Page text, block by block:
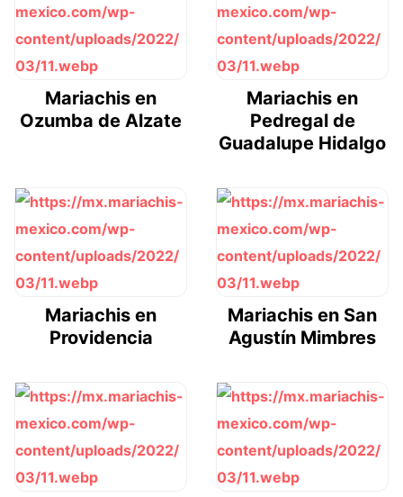
Mariachis en
Ozumba de Alzate
Mariachis en
Pedregal de
Guadalupe Hidalgo
Mariachis en
Providencia
Mariachis en San
Agustín Mimbres